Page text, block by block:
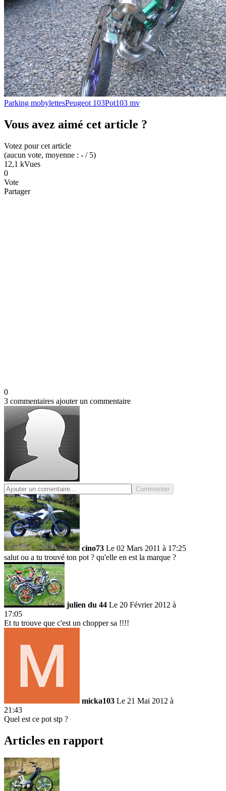
Parking mobylettesPeugeot 103Pot103 mv
Vous avez aimé cet article ?
Votez pour cet article
(aucun vote, moyenne : - / 5)
12,1 kVues
0
Vote
Partager
0
3 commentaires ajouter un commentaire
Commenter
cino73 Le 02 Mars 2011 à 17:25
salut ou a tu trouvé ton pot ? qu'elle en est la marque ?
julien du 44 Le 20 Février 2012 à
17:05
Et tu trouve que c'est un chopper sa !!!!
micka103 Le 21 Mai 2012 à
21:43
Quel est ce pot stp ?
Articles en rapport